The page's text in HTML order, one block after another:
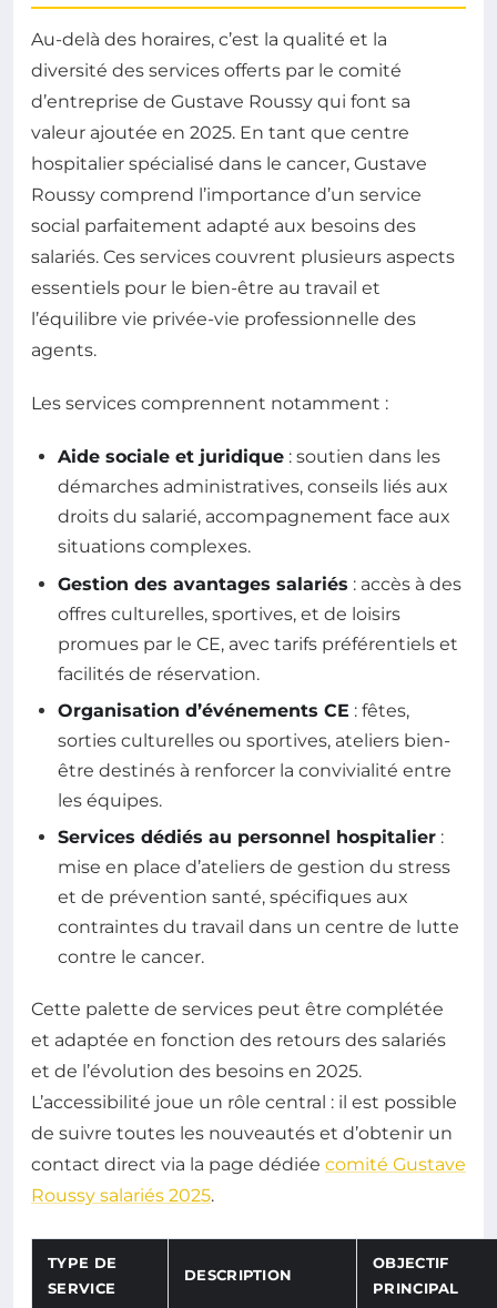
Au-delà des horaires, c’est la qualité et la
diversité des services offerts par le comité
d’entreprise de Gustave Roussy qui font sa
valeur ajoutée en 2025. En tant que centre
hospitalier spécialisé dans le cancer, Gustave
Roussy comprend l’importance d’un service
social parfaitement adapté aux besoins des
salariés. Ces services couvrent plusieurs aspects
essentiels pour le bien-être au travail et
l’équilibre vie privée-vie professionnelle des
agents.
Les services comprennent notamment :
Aide sociale et juridique : soutien dans les
démarches administratives, conseils liés aux
droits du salarié, accompagnement face aux
situations complexes.
Gestion des avantages salariés : accès à des
offres culturelles, sportives, et de loisirs
promues par le CE, avec tarifs préférentiels et
facilités de réservation.
Organisation d’événements CE : fêtes,
sorties culturelles ou sportives, ateliers bien-
être destinés à renforcer la convivialité entre
les équipes.
Services dédiés au personnel hospitalier :
mise en place d’ateliers de gestion du stress
et de prévention santé, spécifiques aux
contraintes du travail dans un centre de lutte
contre le cancer.
Cette palette de services peut être complétée
et adaptée en fonction des retours des salariés
et de l’évolution des besoins en 2025.
L’accessibilité joue un rôle central : il est possible
de suivre toutes les nouveautés et d’obtenir un
contact direct via la page dédiée comité Gustave
Roussy salariés 2025.
TYPE DE
SERVICE
DESCRIPTION
OBJECTIF
PRINCIPAL